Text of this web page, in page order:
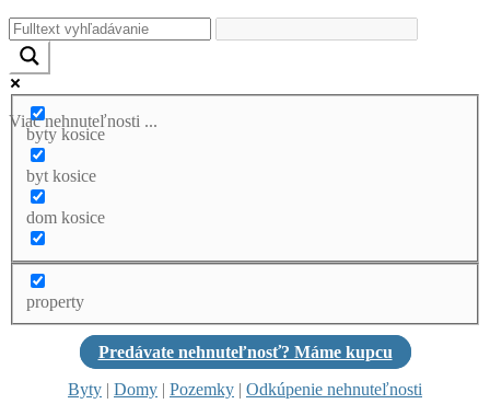
Viac nehnuteľnosti ...
byty kosice
byt kosice
dom kosice
property
Predávate nehnuteľnosť? Máme kupcu
Byty | Domy | Pozemky | Odkúpenie nehnuteľnosti